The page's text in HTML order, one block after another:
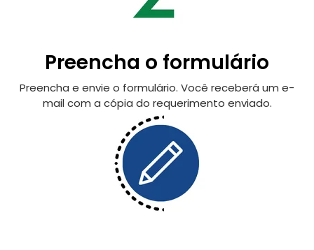
Preencha o formulário
Preencha e envie o formulário. Você receberá um e-
mail com a cópia do requerimento enviado.